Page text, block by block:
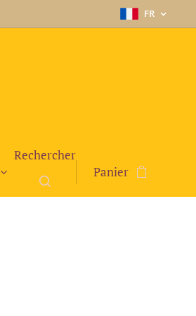
FR
Rechercher
Panier